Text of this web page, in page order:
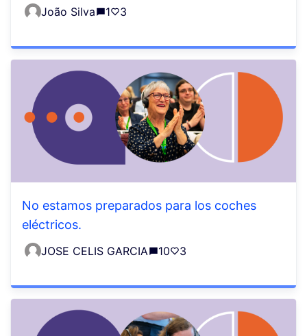
João Silva 1 3
No estamos preparados para los coches
eléctricos.
JOSE CELIS GARCIA 10 3